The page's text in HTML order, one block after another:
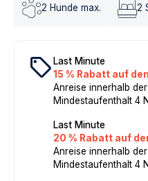
2 Hunde max. 2
local_offer Last Minute
15 % Rabatt auf
Anreise innerhalb
Mindestaufenthalt 4
Last Minute
20 % Rabatt auf
Anreise innerhalb
Mindestaufenthalt 4